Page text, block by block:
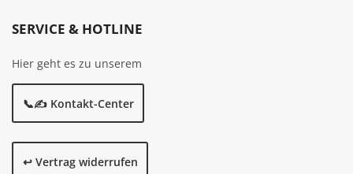
SERVICE & HOTLINE
Hier geht es zu unserem
📞✍️ Kontakt-Center
↩️ Vertrag widerrufen